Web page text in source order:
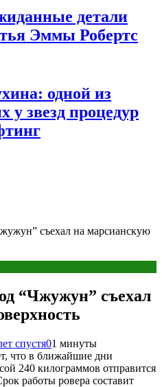
детали
Эммы Робертс
одной из
у звезд процедур
съехал на марсианскую
“Чжужун” съехал
спустя01 минуты
что в ближайшие дни
240 килограммов отправится
работы ровера составит